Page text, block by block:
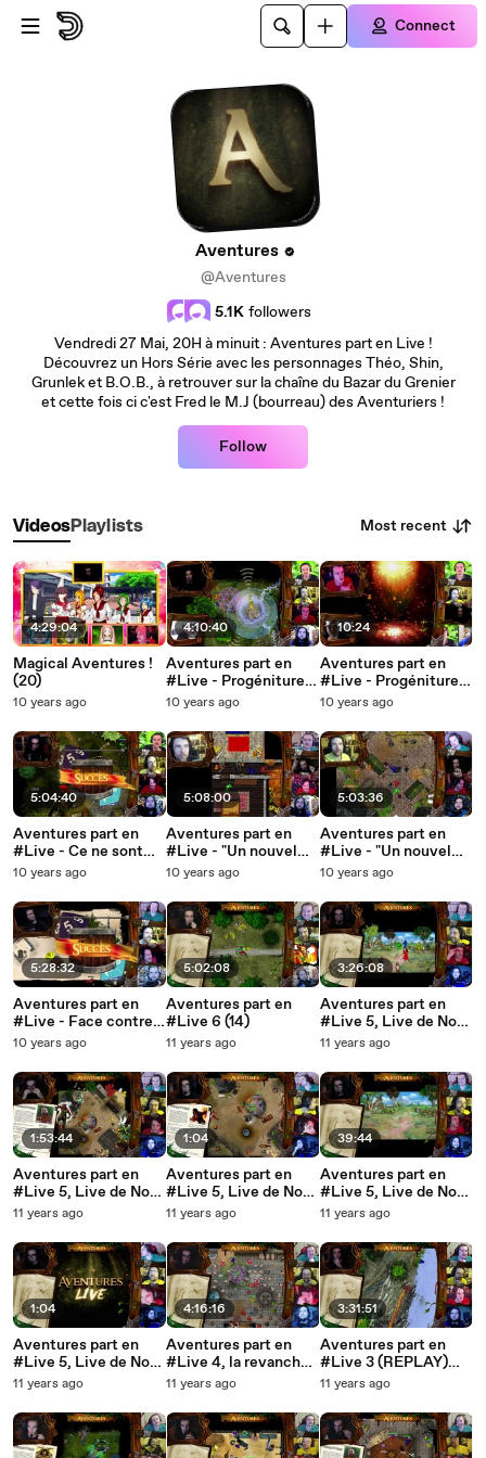
Skip to main content
Connect
Aventures
@Aventures
5.1K followers
Vendredi 27 Mai, 20H à minuit : Aventures part en Live !
Découvrez un Hors Série avec les personnages Théo, Shin,
Grunlek et B.O.B., à retrouver sur la chaîne du Bazar du Grenier
et cette fois ci c'est Fred le M.J (bourreau) des Aventuriers !
Follow
VideosPlaylists Most recent
4:29:04
Magical Aventures !
(20)
10 years ago
5:04:40
Aventures part en
#Live - Ce ne sont
pas des biscuits secs
10 years ago
5:28:32
Aventures part en
#Live - Face contre
terre ! (15)
10 years ago
1:53:44
Aventures part en
#Live 5, Live de Noël
! (13)
11 years ago
1:04
Aventures part en
#Live 5, Live de Noël
! (10)
11 years ago
4:10:40
Aventures part en
#Live - Progénitures.
(19)
10 years ago
5:08:00
Aventures part en
#Live - "Un nouvel
Aventurier !" (17)
10 years ago
5:02:08
Aventures part en
#Live 6 (14)
11 years ago
1:04
Aventures part en
#Live 5, Live de Noël
! (12)
11 years ago
4:16:16
Aventures part en
#Live 4, la revanche !
(REPLAY) (2015-11-
25 00:22:46)
11 years ago
10:24
Aventures part en
#Live - Progénitures.
(18)
10 years ago
5:03:36
Aventures part en
#Live - "Un nouvel
Aventurier !" (16)
10 years ago
3:26:08
Aventures part en
#Live 5, Live de Noël
! (11)
11 years ago
39:44
Aventures part en
#Live 5, Live de Noël
! (9)
11 years ago
3:31:51
Aventures part en
#Live 3 (REPLAY)
(2015-10-30 21:04:03
00:38:30)
11 years ago